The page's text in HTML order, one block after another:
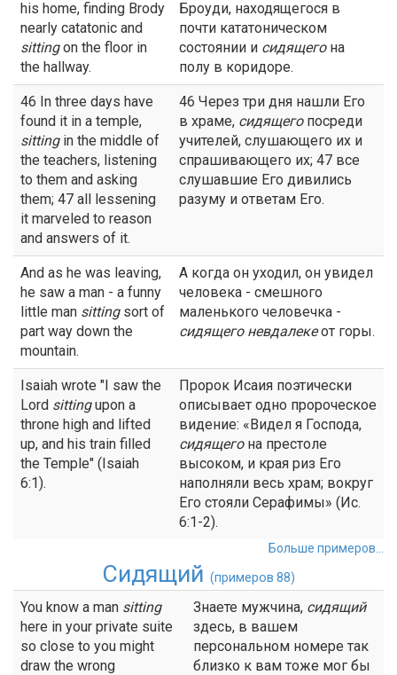
his home, finding Brody
nearly catatonic and
sittingon the floor in
the hallway.
Броуди, находящегося в
почти кататоническом
состоянии и сидящегона
полу в коридоре.
46 In three days have
found it in a temple,
sittingin the middle of
the teachers, listening
to them and asking
them; 47 all lessening
it marveled to reason
and answers of it.
46 Через три дня нашли Его
в храме, сидящегопосреди
учителей, слушающего их и
спрашивающего их; 47 все
слушавшие Его дивились
разуму и ответам Его.
And as he was leaving,
he saw a man - a funny
little man sittingsort of
part way down the
mountain.
А когда он уходил, он увидел
человека - смешного
маленького человечка -
сидящегоневдалекеот горы.
Isaiah wrote "I saw the
Lord sittingupon a
throne high and lifted
up, and his train filled
the Temple" (Isaiah
6:1).
Пророк Исаия поэтически
описывает одно пророческое
видение: «Видел я Господа,
сидящегона престоле
высоком, и края риз Его
наполняли весь храм; вокруг
Его стояли Серафимы» (Ис.
6:1-2).
Больше примеров...
Сидящий (примеров 88)
You know a man sitting
here in your private suite
so close to you might
draw the wrong
Знаете мужчина, сидящий
здесь, в вашем
персональном номере так
близко к вам тоже мог бы